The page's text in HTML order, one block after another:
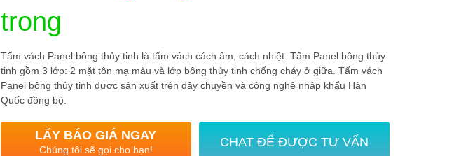
trong
Tấm vách Panel bông thủy tinh là tấm vách cách âm, cách nhiệt. Tấm Panel bông thủy
tinh gồm 3 lớp: 2 mặt tôn mạ màu và lớp bông thủy tinh chống cháy ở giữa. Tấm vách
Panel bông thủy tinh được sản xuất trên dây chuyền và công nghệ nhập khẩu Hàn
Quốc đồng bộ.
LẤY BÁO GIÁ NGAY
Chúng tôi sẽ gọi cho bạn!
CHAT ĐỂ ĐƯỢC TƯ VẤN